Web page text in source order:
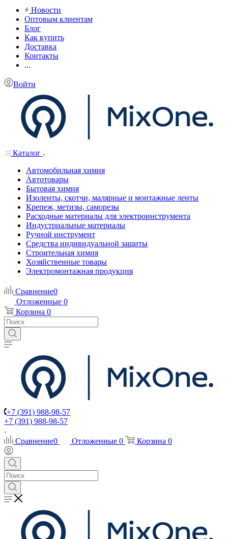
Новости
Оптовым клиентам
Блог
Как купить
Доставка
Контакты
...
Войти
Каталог
Автомобильная химия
Автотовары
Бытовая химия
Изоленты, скотчи, малярные и монтажные ленты
Крепеж, метизы, саморезы
Расходные материалы для электроинструмента
Индустриальные материалы
Ручной инструмент
Средства индивидуальной защиты
Строительная химия
Хозяйственные товары
Электромонтажная продукция
Сравнение0
Отложенные 0
Корзина 0
+7 (391) 988-98-57
+7 (391) 988-98-57
Сравнение0 Отложенные 0 Корзина 0